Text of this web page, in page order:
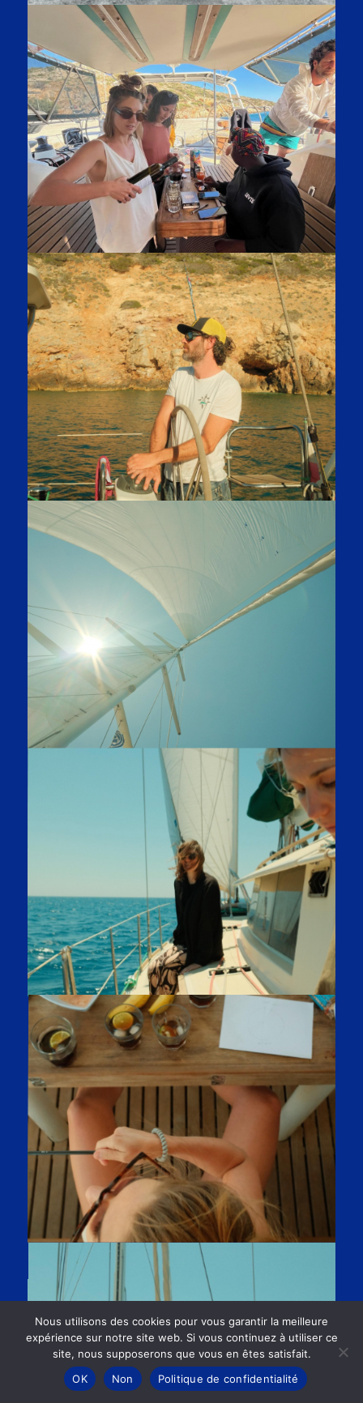
Nous utilisons des cookies pour vous garantir la meilleure
expérience sur notre site web. Si vous continuez à utiliser ce
site, nous supposerons que vous en êtes satisfait.
OK
Non Politique de confidentialité